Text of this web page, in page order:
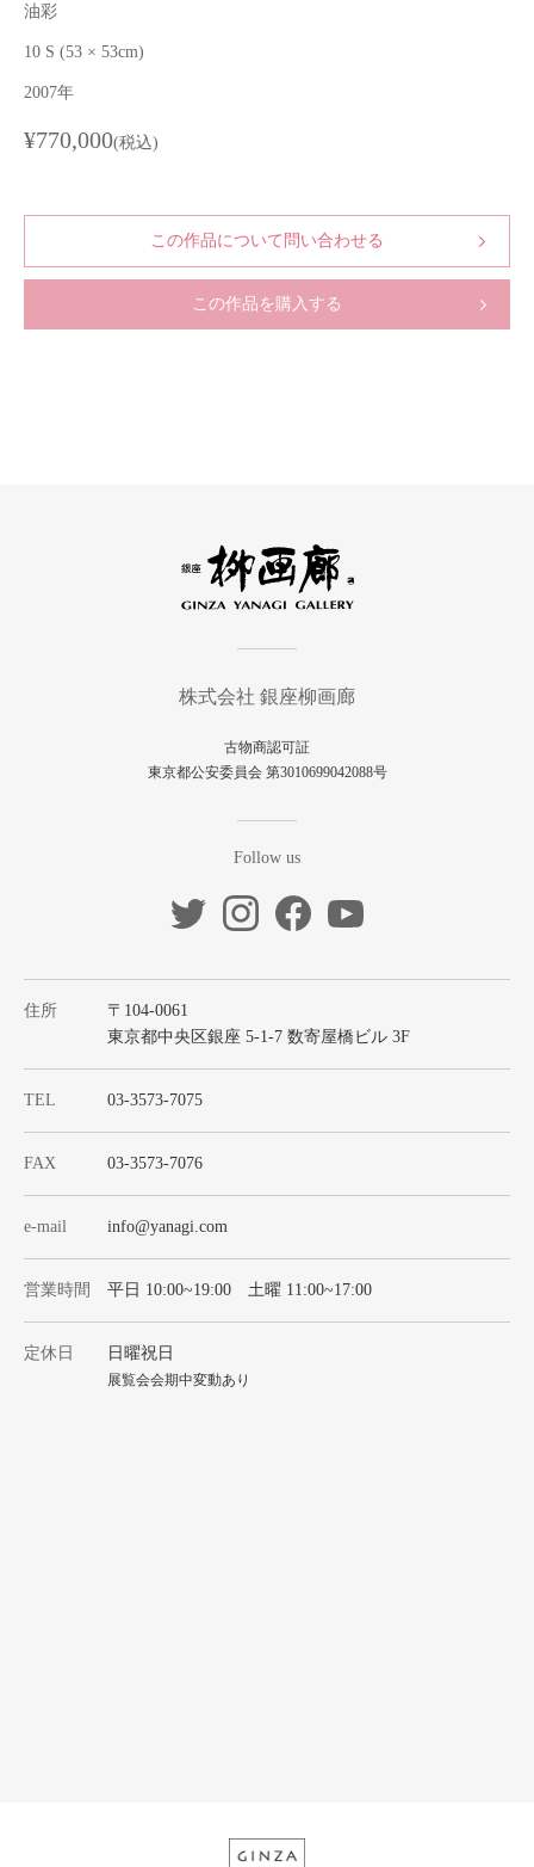
油彩
10 S (53 × 53cm)
2007年
¥770,000(税込)
この作品について問い合わせる
この作品を購入する
株式会社 銀座柳画廊
古物商認可証
東京都公安委員会 第3010699042088号
Follow us
住所
〒104-0061
東京都中央区銀座 5-1-7 数寄屋橋ビル 3F
TEL 03-3573-7075
FAX 03-3573-7076
e-mail info@yanagi.com
営業時間 平日 10:00~19:00 土曜 11:00~17:00
定休日 日曜祝日
展覧会会期中変動あり